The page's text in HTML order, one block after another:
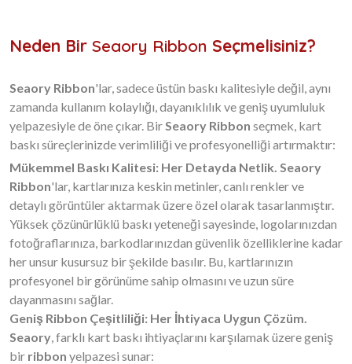
Neden Bir Seaory Ribbon Seçmelisiniz?
Seaory Ribbon'lar, sadece üstün baskı kalitesiyle değil, aynı
zamanda kullanım kolaylığı, dayanıklılık ve geniş uyumluluk
yelpazesiyle de öne çıkar. BirSeaory Ribbon seçmek, kart
baskı süreçlerinizde verimliliği ve profesyonelliği artırmaktır:
Mükemmel Baskı Kalitesi: Her Detayda Netlik. Seaory
Ribbon'lar, kartlarınıza keskin metinler, canlı renkler ve
detaylı görüntüler aktarmak üzere özel olarak tasarlanmıştır.
Yüksek çözünürlüklü baskı yeteneği sayesinde, logolarınızdan
fotoğraflarınıza, barkodlarınızdan güvenlik özelliklerine kadar
her unsur kusursuz bir şekilde basılır. Bu, kartlarınızın
profesyonel bir görünüme sahip olmasını ve uzun süre
dayanmasını sağlar.
Geniş Ribbon Çeşitliliği: Her İhtiyaca Uygun Çözüm.
Seaory, farklı kart baskı ihtiyaçlarını karşılamak üzere geniş
bir ribbon yelpazesi sunar: